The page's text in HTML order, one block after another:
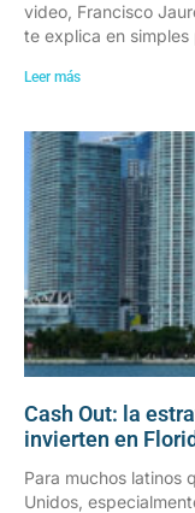
video, Francisco
te explica en
Leer más
Cash Out: la
invierten en
Para muchos latinos
Unidos,